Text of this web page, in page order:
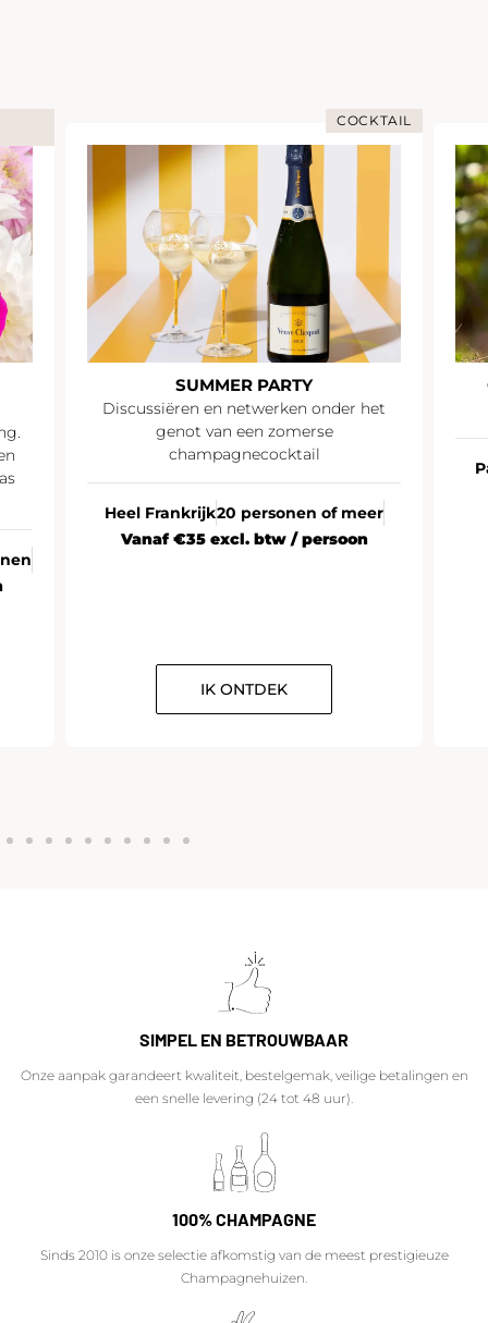
COCKTAIL
SUMMER PARTY
Discussiëren en netwerken onder het
genot van een zomerse
champagnecocktail
Heel Frankrijk20 personen of meer
Vanaf €35 excl. btw / persoon
IK ONTDEK
SIMPEL EN BETROUWBAAR
Onze aanpak garandeert kwaliteit, bestelgemak, veilige betalingen en
een snelle levering (24 tot 48 uur).
100% CHAMPAGNE
Sinds 2010 is onze selectie afkomstig van de meest prestigieuze
Champagnehuizen.